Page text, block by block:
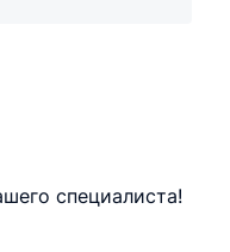
специалиста!